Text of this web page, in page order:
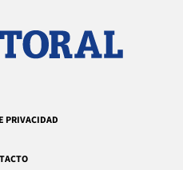
PRIVACIDAD